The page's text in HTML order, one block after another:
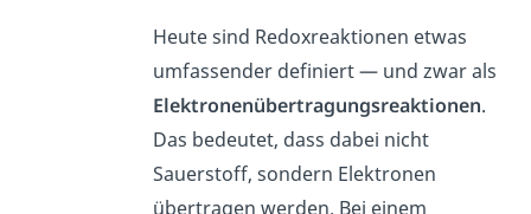
Heute sind Redoxreaktionen etwas
umfassender definiert — und zwar als
Elektronenübertragungsreaktionen.
Das bedeutet, dass dabei nicht
Sauerstoff, sondern Elektronen
übertragen werden. Bei einem